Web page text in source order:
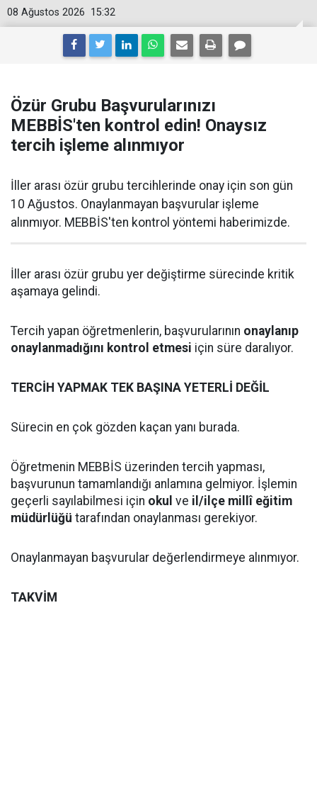
15:32
08 Ağustos 2026
Özür Grubu Başvurularınızı
MEBBİS'ten kontrol edin! Onaysız
tercih işleme alınmıyor
İller arası özür grubu tercihlerinde onay için son gün
10 Ağustos. Onaylanmayan başvurular işleme
alınmıyor. MEBBİS'ten kontrol yöntemi haberimizde.
İller arası özür grubu yer değiştirme sürecinde kritik
aşamaya gelindi.
Tercih yapan öğretmenlerin, başvurularının onaylanıp
onaylanmadığını kontrol etmesi için süre daralıyor.
TERCİH YAPMAK TEK BAŞINA YETERLİ DEĞİL
Sürecin en çok gözden kaçan yanı burada.
Öğretmenin MEBBİS üzerinden tercih yapması,
başvurunun tamamlandığı anlamına gelmiyor. İşlemin
geçerli sayılabilmesi için okul ve il/ilçe millî eğitim
müdürlüğü tarafından onaylanması gerekiyor.
Onaylanmayan başvurular değerlendirmeye alınmıyor.
TAKVİM